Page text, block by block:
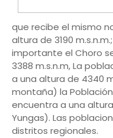
que recibe el mismo
altura de 3190
importante el Choro
3388 m.s.n.m, La
a una altura de 4340
montaña) la
encuentra a una
Yungas). Las
distritos regionales.